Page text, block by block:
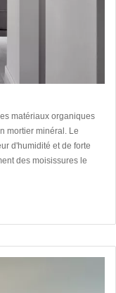
matériaux organiques
mortier minéral. Le
d'humidité et de forte
des moisissures le